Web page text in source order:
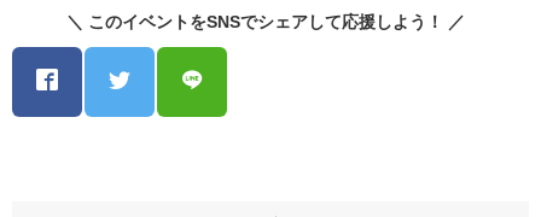
＼ このイベントをSNSでシェアして応援しよう！ ／